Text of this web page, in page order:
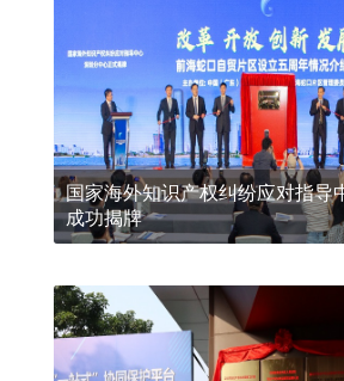
国家海外知识产权纠纷应对指导
成功揭牌